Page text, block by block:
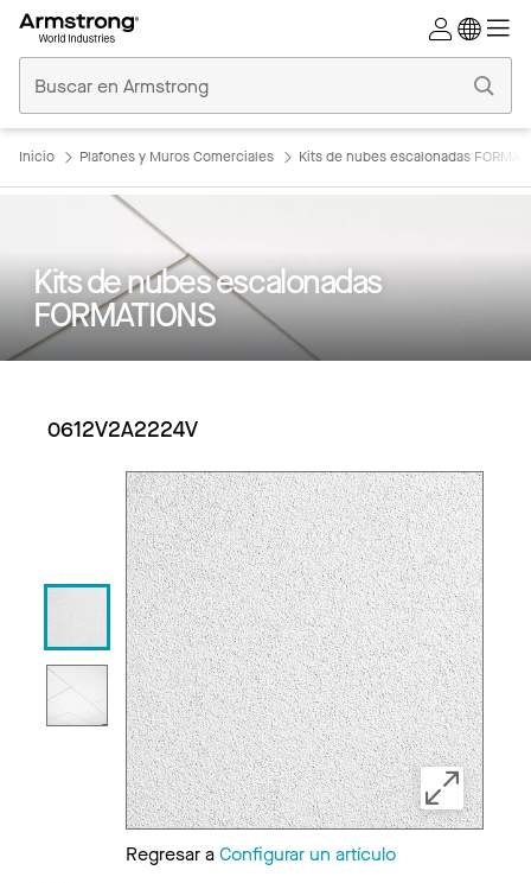
Comerciales
Inicio
Inicio Plafones y Muros Comerciales Kits de nubes escalonadas
Kits de nubes escalonadas
FORMATIONS
0612V2A2224V
Regresar aConfigurar un artículo